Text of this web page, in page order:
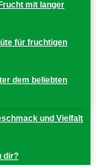
mit langer
für fruchtigen
dem beliebten
und Vielfalt
dir?